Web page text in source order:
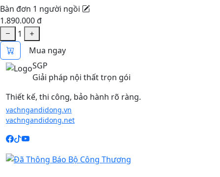
Bàn đơn 1 người ngồi
1.890.000 đ
1
Mua ngay
SGP
Giải pháp nội thất trọn gói
Thiết kế, thi công, bảo hành rõ ràng.
vachngandidong.vn
vachngandidong.net